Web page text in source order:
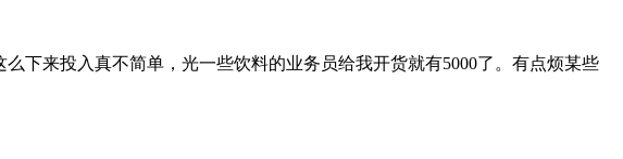
下来投入真不简单，光一些饮料的业务员给我开货就有5000了。有点烦某些